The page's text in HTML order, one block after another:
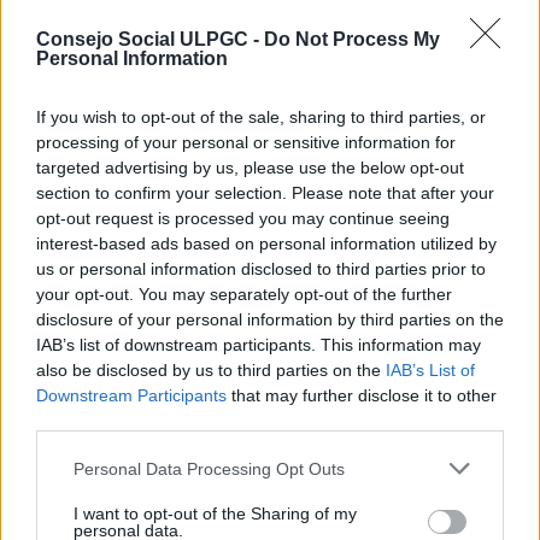
Consejo Social ULPGC - Do Not Process My
Personal Information
If you wish to opt-out of the sale, sharing to third parties, or
processing of your personal or sensitive information for
targeted advertising by us, please use the below opt-out
section to confirm your selection. Please note that after your
opt-out request is processed you may continue seeing
interest-based ads based on personal information utilized by
us or personal information disclosed to third parties prior to
your opt-out. You may separately opt-out of the further
disclosure of your personal information by third parties on the
IAB’s list of downstream participants. This information may
also be disclosed by us to third parties on the IAB’s List of
Downstream Participants that may further disclose it to other
Personal Data Processing Opt Outs
I want to opt-out of the Sharing of my
personal data.
Se acordó aprobar, en uso de la capacidad atribuida
por el artículo 3.2.e) de la Ley 11/2003, de 4 de abril,
Universitario de Canarias, modificada por Ley 5/2009,
de 24 de abril, una transferencia de crédito, entre
capítulos de gastos corrientes y gastos de capital,
por valor de cuatro mil dos con ochenta y ocho euros
(4.002,88€) con origen y destino la unidad de gasto
281 (programa 42A) correspondiente al
Departamento de Patología Animal, Producción
Animal, Bromatología y Tecnología de los Alimentos.
CP93-03-04-2018-13:
Se acordó aprobar, en uso de la capacidad atribuida
por el artículo 3.2.e) de la Ley 11/2003, de 4 de abril,
sobre Consejos Sociales y Coordinación del Sistema
Universitario de Canarias, modificada por Ley 5/2009,
capítulos de gastos corrientes y gastos de capital,
setenta y un euros (1.728,71€) con origen y destino